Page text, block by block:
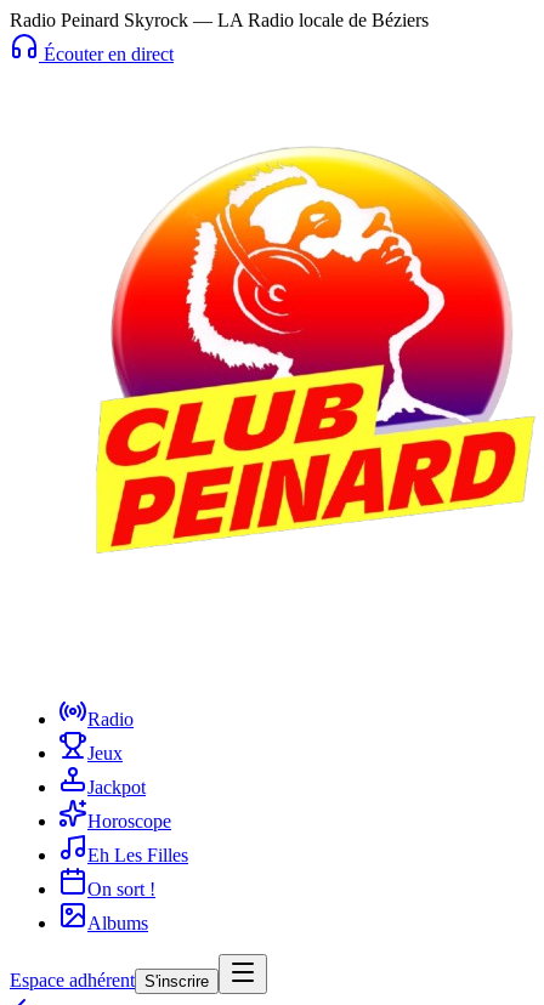
Radio Peinard Skyrock — LA Radio locale de Béziers
Écouter en direct
Radio
Jeux
Jackpot
Horoscope
Eh Les Filles
On sort !
Albums
Espace adhérent S'inscrire